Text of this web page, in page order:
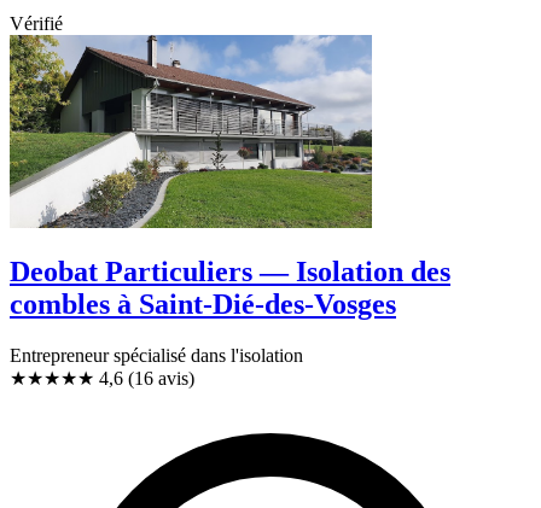
Vérifié
Deobat Particuliers — Isolation des
combles à Saint-Dié-des-Vosges
Entrepreneur spécialisé dans l'isolation
★★★★★ 4,6 (16 avis)